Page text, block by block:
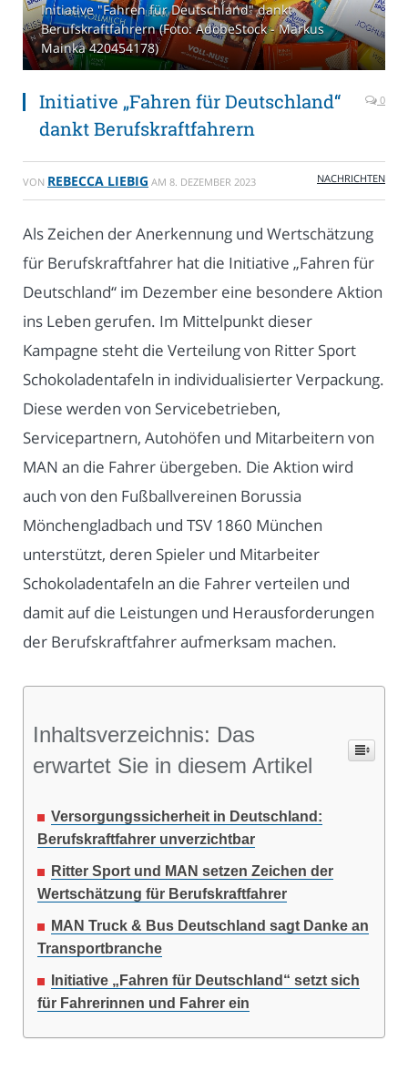
Initiative "Fahren für Deutschland" dankt
Berufskraftfahrern (Foto: AdobeStock - Markus
Mainka 420454178)
Initiative „Fahren für Deutschland“
dankt Berufskraftfahrern
0
VON REBECCA LIEBIG AM 8. DEZEMBER 2023 NACHRICHTEN
Als Zeichen der Anerkennung und Wertschätzung
für Berufskraftfahrer hat die Initiative „Fahren für
Deutschland“ im Dezember eine besondere Aktion
ins Leben gerufen. Im Mittelpunkt dieser
Kampagne steht die Verteilung von Ritter Sport
Schokoladentafeln in individualisierter Verpackung.
Diese werden von Servicebetrieben,
Servicepartnern, Autohöfen und Mitarbeitern von
MAN an die Fahrer übergeben. Die Aktion wird
auch von den Fußballvereinen Borussia
Mönchengladbach und TSV 1860 München
unterstützt, deren Spieler und Mitarbeiter
Schokoladentafeln an die Fahrer verteilen und
damit auf die Leistungen und Herausforderungen
der Berufskraftfahrer aufmerksam machen.
Inhaltsverzeichnis: Das
erwartet Sie in diesem Artikel
Versorgungssicherheit in Deutschland:
Berufskraftfahrer unverzichtbar
Ritter Sport und MAN setzen Zeichen der
Wertschätzung für Berufskraftfahrer
MAN Truck & Bus Deutschland sagt Danke an
Transportbranche
Initiative „Fahren für Deutschland“ setzt sich
für Fahrerinnen und Fahrer ein